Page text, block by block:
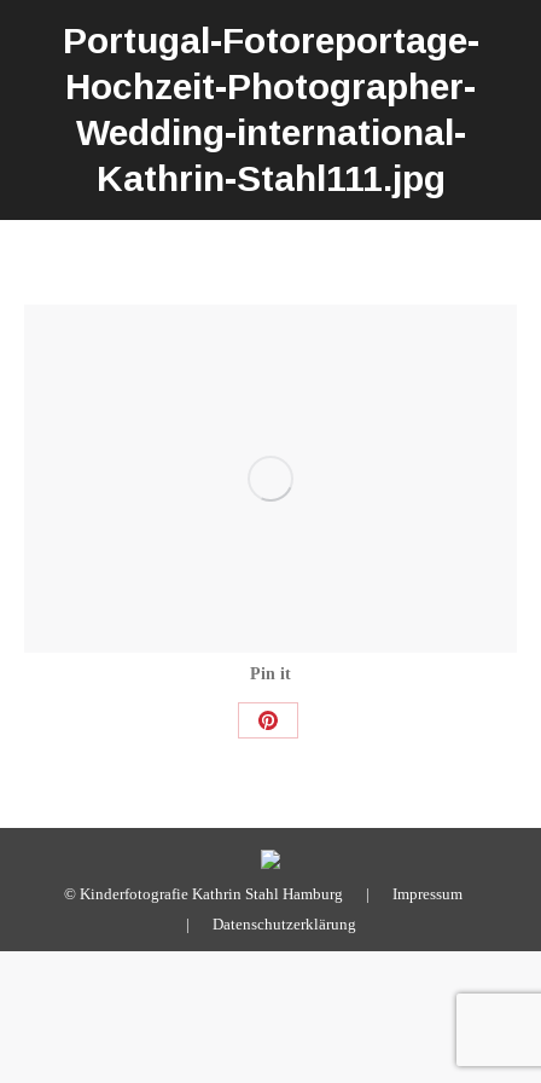
Portugal-Fotoreportage-
Hochzeit-Photographer-
Wedding-international-
Kathrin-Stahl111.jpg
Pin it
Share
© Kinderfotografie Kathrin Stahl Hamburg | Impressum
| Datenschutzerklärung